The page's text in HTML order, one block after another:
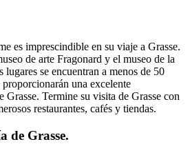
es imprescindible en su viaje a Grasse.
de arte Fragonard y el museo de la
lugares se encuentran a menos de 50
una excelente
Termine su visita de Grasse con
restaurantes, cafés y tiendas.
de Grasse.